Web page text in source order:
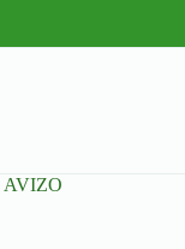
AVIZO